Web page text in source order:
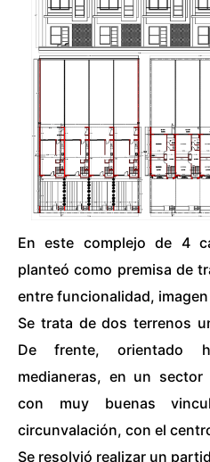
En este complejo de 4
planteó como premisa de
entre funcionalidad,
Se trata de dos terrenos
De frente, orientado
medianeras, en un
con muy buenas
circunvalación, con el
Se resolvió realizar un